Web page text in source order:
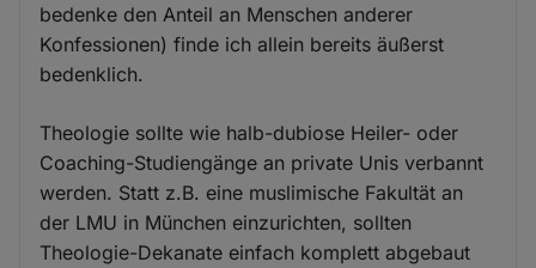
bedenke den Anteil an Menschen anderer
Konfessionen) finde ich allein bereits äußerst
bedenklich.
Theologie sollte wie halb-dubiose Heiler- oder
Coaching-Studiengänge an private Unis verbannt
werden. Statt z.B. eine muslimische Fakultät an
der LMU in München einzurichten, sollten
Theologie-Dekanate einfach komplett abgebaut